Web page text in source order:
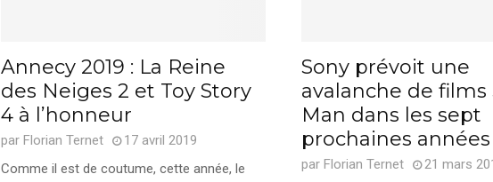
Annecy 2019 : La Reine
des Neiges 2 et Toy Story
4 à l’honneur
par Florian Ternet
17 avril 2019
Comme il est de coutume, cette année, le
Sony prévoit une
avalanche de films
Man dans les sept
prochaines années
par Florian Ternet
21 mars